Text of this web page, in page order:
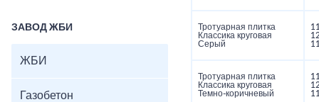
ЗАВОД ЖБИ
ЖБИ
Газобетон
Тротуарная плитка
Классика круговая
Серый
Тротуарная плитка
Классика круговая
Темно-коричневый